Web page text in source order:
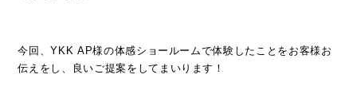
今回、YKK AP様の体感ショールームで体験したことをお客様お
伝えをし、良いご提案をしてまいります！